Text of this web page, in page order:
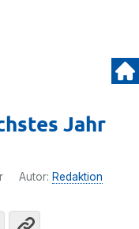
Jahr
Autor: Redaktion